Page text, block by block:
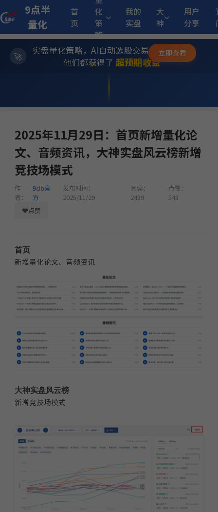
9点半
量化
首
页
化
策
略
我的
实盘
大
神
用户
分享
✨
💫
⭐
实盘量化策略，AI自动选股交易，躺赚模式
他们都获得了 超预期收益
6月15日开始实盘 小市值_ETF轮动_双龙出海 收益
9月23日开始实盘 多重止损优化成长量化策略 收益
5月21日开始实盘 MACD顶背离成长优选量化策略 收益
6月29日开始实盘 ETF双池平滑动量轮动 收益
立即查看
2025年11月29日：首页新增量化论
文、音频资讯，大神实盘风云榜新增
竞技场模式
作
者：
9db官
方
发布时间：
2025/11/29
阅读：
2439
点赞：
543
❤点赞
首页
新增量化论文、音频资讯
大神实盘风云榜
新增竞技场模式